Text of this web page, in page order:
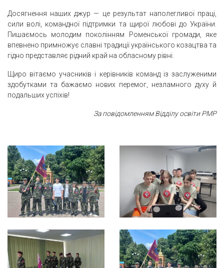
Досягнення наших джур — це результат наполегливої праці,
сили волі, командної підтримки та щирої любові до України.
Пишаємось молодим поколінням Роменської громади, яке
впевнено примножує славні традиції українського козацтва та
гідно представляє рідний край на обласному рівні.
Щиро вітаємо учасників і керівників команд із заслуженими
здобутками та бажаємо нових перемог, незламного духу й
подальших успіхів!
За повідомленням Відділу освіти РМР